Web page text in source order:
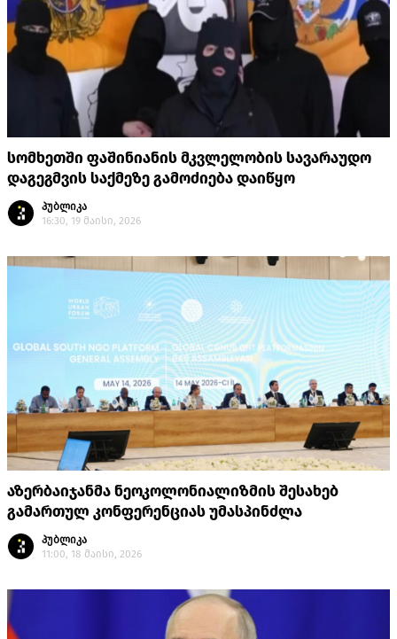
სომხეთში ფაშინიანის მკვლელობის სავარაუდო
დაგეგმვის საქმეზე გამოძიება დაიწყო
პუბლიკა
16:30, 19 მაისი, 2026
აზერბაიჯანმა ნეოკოლონიალიზმის შესახებ
გამართულ კონფერენციას უმასპინძლა
პუბლიკა
11:00, 18 მაისი, 2026